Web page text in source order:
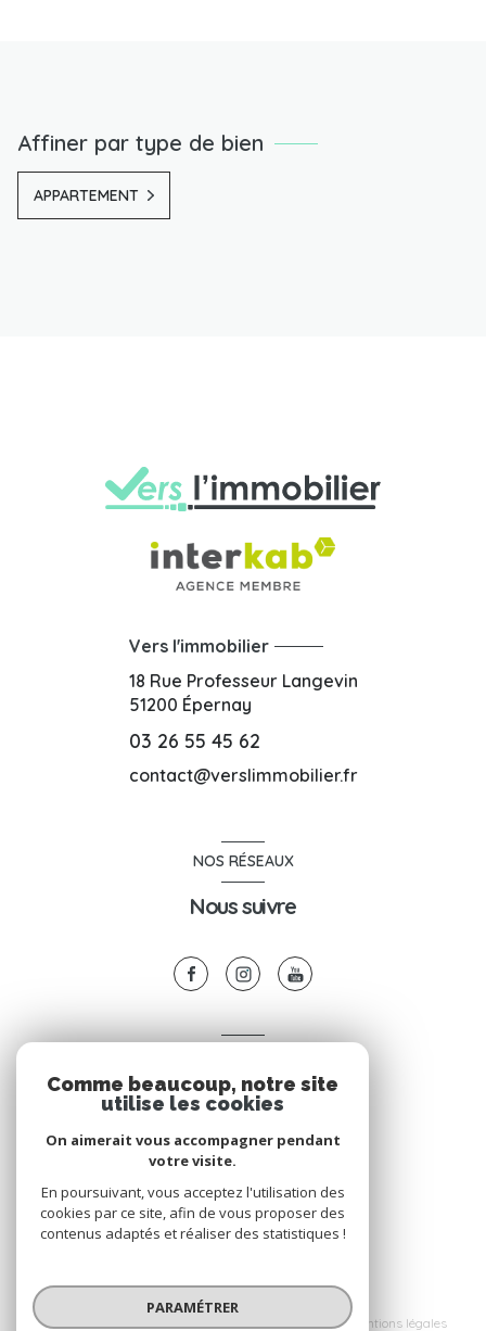
Affiner par type de bien
APPARTEMENT
Vers l'immobilier
18 Rue Professeur Langevin
51200 Épernay
03 26 55 45 62
contact@verslimmobilier.fr
NOS RÉSEAUX
Nous suivre
Espace propriétaire
Mentions légales
Comme beaucoup, notre site
utilise les cookies
On aimerait vous accompagner pendant
votre visite.
En poursuivant, vous acceptez l'utilisation des
cookies par ce site, afin de vous proposer des
contenus adaptés et réaliser des statistiques !
PARAMÉTRER